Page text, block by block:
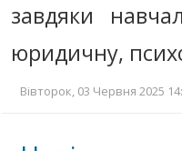
завдяки
юридичну,
Вівторок, 03 Червня 2025